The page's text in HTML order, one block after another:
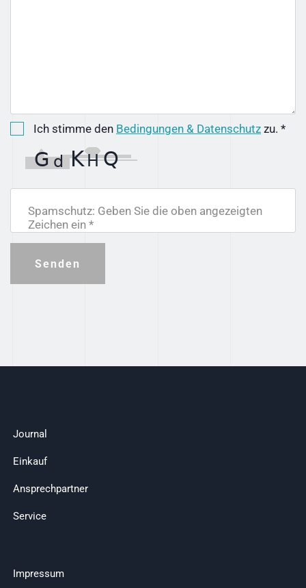
Ich stimme den Bedingungen & Datenschutz zu. *
Spamschutz: Geben Sie die oben angezeigten
Zeichen ein *
Senden
Journal
Einkauf
Ansprechpartner
Service
Impressum